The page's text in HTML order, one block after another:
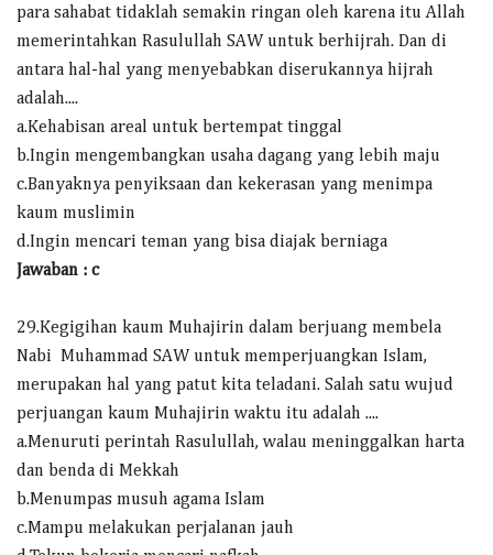
para sahabat tidaklah semakin ringan oleh karena itu Allah
memerintahkan Rasulullah SAW untuk berhijrah. Dan di
antara hal-hal yang menyebabkan diserukannya hijrah
adalah....
a.Kehabisan areal untuk bertempat tinggal
b.Ingin mengembangkan usaha dagang yang lebih maju
c.Banyaknya penyiksaan dan kekerasan yang menimpa
kaum muslimin
d.Ingin mencari teman yang bisa diajak berniaga
Jawaban : c
29.Kegigihan kaum Muhajirin dalam berjuang membela
Nabi Muhammad SAW untuk memperjuangkan Islam,
merupakan hal yang patut kita teladani. Salah satu wujud
perjuangan kaum Muhajirin waktu itu adalah ....
a.Menuruti perintah Rasulullah, walau meninggalkan harta
dan benda di Mekkah
b.Menumpas musuh agama Islam
c.Mampu melakukan perjalanan jauh